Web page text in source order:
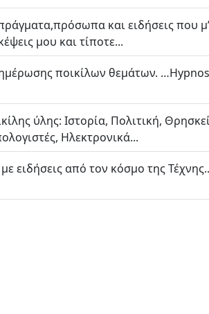
και ειδήσεις που
μου και τίποτε...
ποικίλων θεμάτων.
ύλης: Ιστορία, Πολιτική,
Ηλεκτρονικά...
ειδήσεις από τον κόσμο της